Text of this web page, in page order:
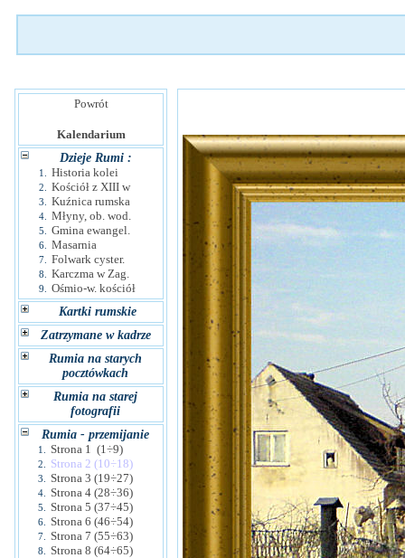
Powrót
Kalendarium
Dzieje Rumi :
1. Historia kolei
2. Kościół z XIII w
3. Kuźnica rumska
4. Młyny, ob. wod.
5. Gmina ewangel.
6. Masarnia
7. Folwark cyster.
8. Karczma w Zag.
9.
Ośmio-w. kościół
Kartki rumskie
Zatrzymane w kadrze
Rumia na starych
pocztówkach
Rumia na starej
fotografii
Rumia - przemijanie
1. Strona 1 (1÷9)
2. Strona 2 (10÷18)
3. Strona 3 (19÷27)
4. Strona 4 (28÷36)
5. Strona 5 (37÷45)
6. Strona 6 (46÷54)
7. Strona 7 (55÷63)
8. Strona 8 (64÷65)